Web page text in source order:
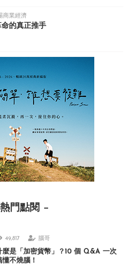
商業經濟
命的真正推手
熱門點閱
49,817 腦哥
麼是「加密貨幣」？10 個 Q&A 一次
懂不燒腦！